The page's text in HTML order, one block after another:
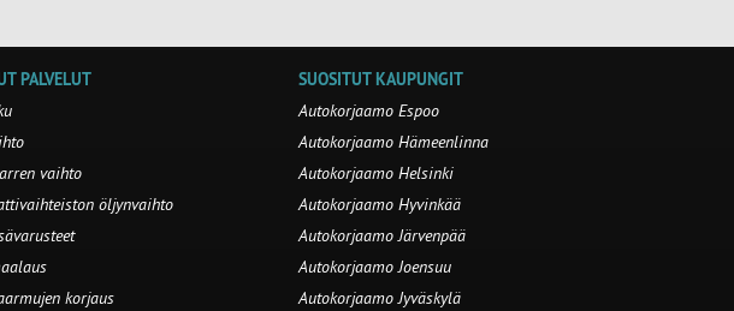
PALVELUT
vaihto
öljynvaihto
korjaus
SUOSITUT KAUPUNGIT
Autokorjaamo Espoo
Autokorjaamo Hämeenlinna
Autokorjaamo Helsinki
Autokorjaamo Hyvinkää
Autokorjaamo Järvenpää
Autokorjaamo Joensuu
Autokorjaamo Jyväskylä